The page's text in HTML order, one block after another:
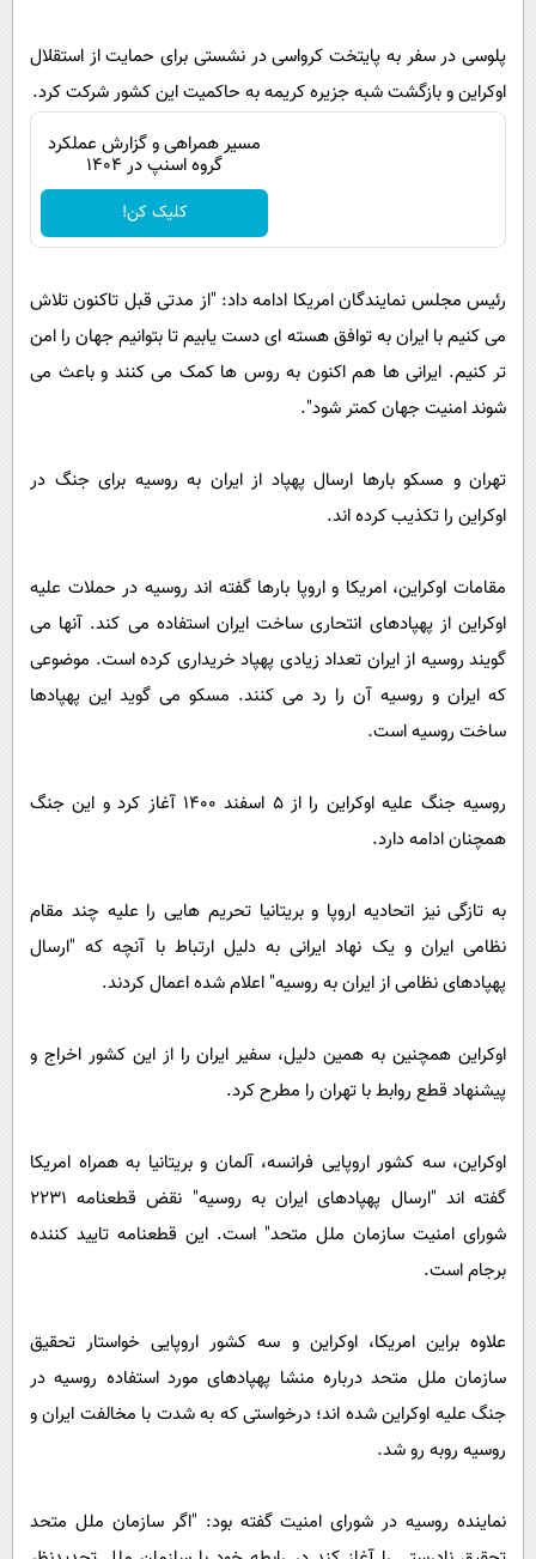
گوناگون
حوادث
دانلود
پلوسی در سفر به پایتخت کرواسی در نشستی برای حمایت از استقلال
اوکراین و بازگشت شبه جزیره کریمه به حاکمیت این کشور شرکت کرد.
مسیر همراهی و گزارش عملکرد
گروه اسنپ در ۱۴۰۴
کلیک کن!
رئیس مجلس نمایندگان امریکا ادامه داد: "از مدتی قبل تاکنون تلاش
می کنیم با ایران به توافق هسته ای دست یابیم تا بتوانیم جهان را امن
تر کنیم. ایرانی ها هم اکنون به روس ها کمک می کنند و باعث می
شوند امنیت جهان کمتر شود".
تهران و مسکو بارها ارسال پهپاد از ایران به روسیه برای جنگ در
اوکراین را تکذیب کرده اند.
مقامات اوکراین، امریکا و اروپا بارها گفته اند روسیه در حملات علیه
اوکراین از پهپادهای انتحاری ساخت ایران استفاده می کند. آنها می
گویند روسیه از ایران تعداد زیادی پهپاد خریداری کرده است. موضوعی
که ایران و روسیه آن را رد می کنند. مسکو می گوید این پهپادها
ساخت روسیه است.
روسیه جنگ علیه اوکراین را از 5 اسفند 1400 آغاز کرد و این جنگ
همچنان ادامه دارد.
به تازگی نیز اتحادیه اروپا و بریتانیا تحریم هایی را علیه چند مقام
نظامی ایران و یک نهاد ایرانی به دلیل ارتباط با آنچه که "ارسال
پهپادهای نظامی از ایران به روسیه" اعلام شده اعمال کردند.
اوکراین همچنین به همین دلیل، سفیر ایران را از این کشور اخراج و
پیشنهاد قطع روابط با تهران را مطرح کرد.
اوکراین، سه کشور اروپایی فرانسه، آلمان و بریتانیا به همراه امریکا
گفته اند "ارسال پهپادهای ایران به روسیه" نقض قطعنامه 2231
شورای امنیت سازمان ملل متحد" است. این قطعنامه تایید کننده
برجام است.
علاوه براین امریکا، اوکراین و سه کشور اروپایی خواستار تحقیق
سازمان ملل متحد درباره منشا پهپادهای مورد استفاده روسیه در
جنگ علیه اوکراین شده اند؛ درخواستی که به شدت با مخالفت ایران و
روسیه روبه رو شد.
نماینده روسیه در شورای امنیت گفته بود: "اگر سازمان ملل متحد